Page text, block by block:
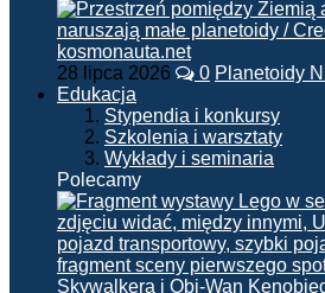
28 lipca 2026 0 Planetoidy
Edukacja
Stypendia i konkursy
Szkolenia i warsztaty
Wykłady i seminaria
Polecamy